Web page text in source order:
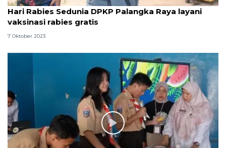
Hari Rabies Sedunia DPKP Palangka Raya layani
vaksinasi rabies gratis
7 Oktober 2023